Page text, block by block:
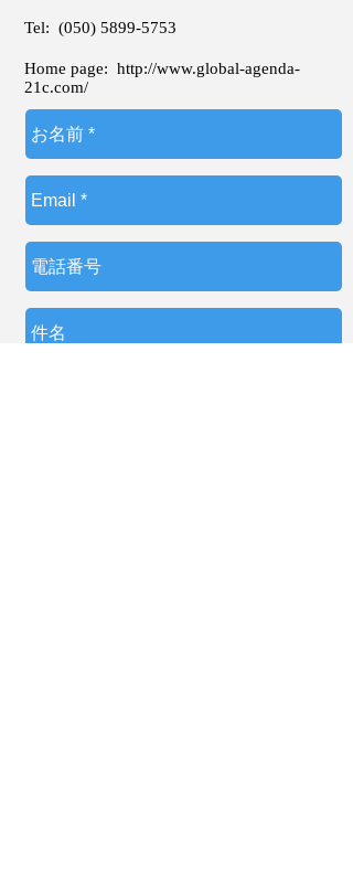
Tel: (050) 5899-5753
Home page: http://www.global-agenda-
21c.com/